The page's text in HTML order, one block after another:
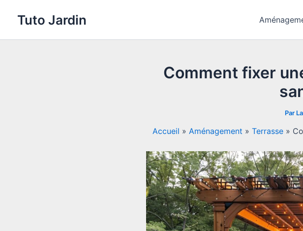
Tuto Jardin
Comment fixer
Par
Accueil » Aménagement » Terrasse»